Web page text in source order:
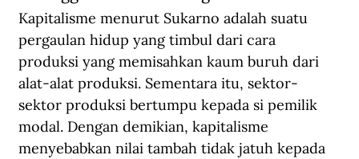
Kapitalisme menurut Sukarno adalah suatu
pergaulan hidup yang timbul dari cara
produksi yang memisahkan kaum buruh dari
alat-alat produksi. Sementara itu, sektor-
sektor produksi bertumpu kepada si pemilik
modal. Dengan demikian, kapitalisme
menyebabkan nilai tambah tidak jatuh kepada